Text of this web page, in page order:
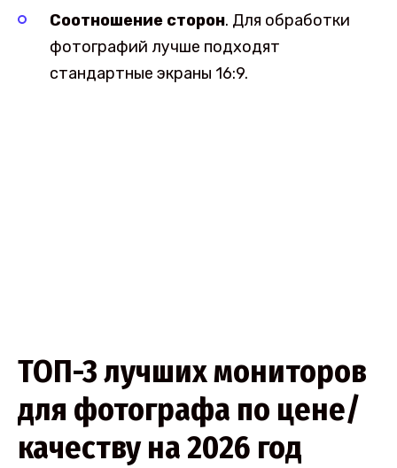
Соотношение сторон. Для обработки
фотографий лучше подходят
стандартные экраны 16:9.
ТОП-3 лучших мониторов
для фотографа по цене/
качеству на 2026 год